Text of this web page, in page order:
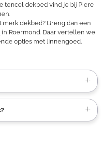
tencel dekbed vind je bij Piere
dekbed? Breng dan een
in Roermond. Daar vertellen we
opties met linnengoed.